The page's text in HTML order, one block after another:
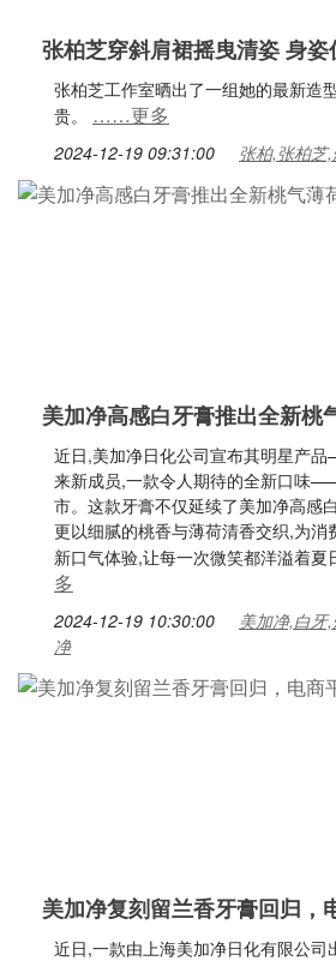
张柏芝穿斜肩裙摇曳清姿 身
张柏芝工作室晒出了一组她的最新造
贵。 ……更多
2024-12-19 09:31:00 张柏,张柏芝
美加净高感白牙膏推出全新桃
近日,美加净日化公司宣布其明星产
来新成员,一款令人期待的全新口味
市。这款牙膏不仅延续了美加净高感
更以细腻的桃香与薄荷清香交织,为消
新口气体验,让每一次微笑都洋溢着夏
多
2024-12-19 10:30:00
美加净,白牙
净
美加净复刻留兰香牙膏回归，
近日,一款由上海美加净日化有限公司